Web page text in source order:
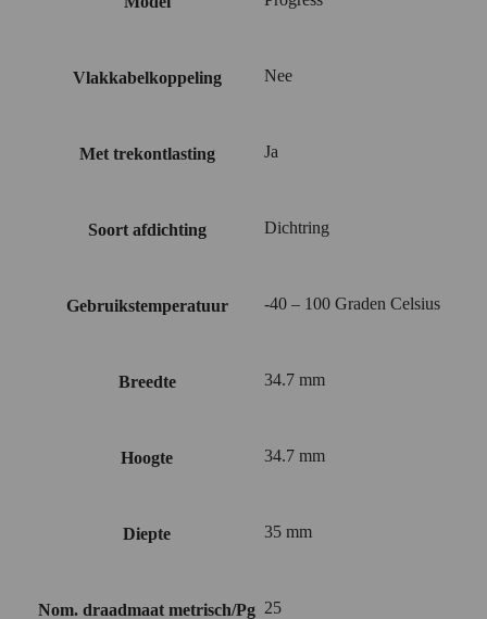
Vlakkabelkoppeling Nee
Met trekontlasting Ja
Soort afdichting Dichtring
Gebruikstemperatuur -40 – 100 Graden Celsius
Breedte 34.7 mm
Hoogte 34.7 mm
Diepte 35 mm
Nom. draadmaat metrisch/Pg 25